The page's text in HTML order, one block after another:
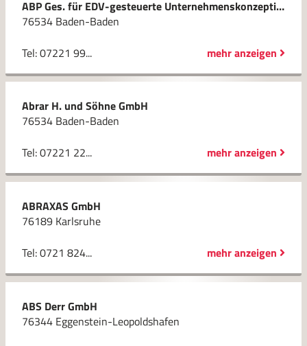
ABP Ges. für EDV-gesteuerte Unternehmenskonzeptionen mbH
76534 Baden-Baden
Tel: 07221 99...
mehr anzeigen
Abrar H. und Söhne GmbH
76534 Baden-Baden
Tel: 07221 22...
mehr anzeigen
ABRAXAS GmbH
76189 Karlsruhe
Tel: 0721 824...
mehr anzeigen
ABS Derr GmbH
76344 Eggenstein-Leopoldshafen